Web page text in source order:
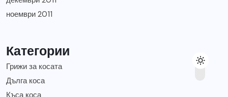
ноември 2011
Категории
Грижи за косата
Дълга коса
Къса коса